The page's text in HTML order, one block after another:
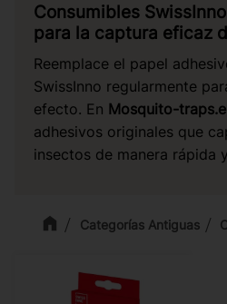
Categorías Antiguas
Consumibles
para la captura eficaz
Reemplace el papel
SwissInno regularmente
efecto. En Mosquito-
adhesivos originales que
insectos de manera rápida